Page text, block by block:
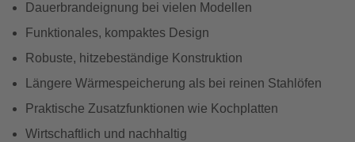
Dauerbrandeignung bei vielen Modellen
Funktionales, kompaktes Design
Robuste, hitzebeständige Konstruktion
Längere Wärmespeicherung als bei reinen Stahlöfen
Praktische Zusatzfunktionen wie Kochplatten
Wirtschaftlich und nachhaltig